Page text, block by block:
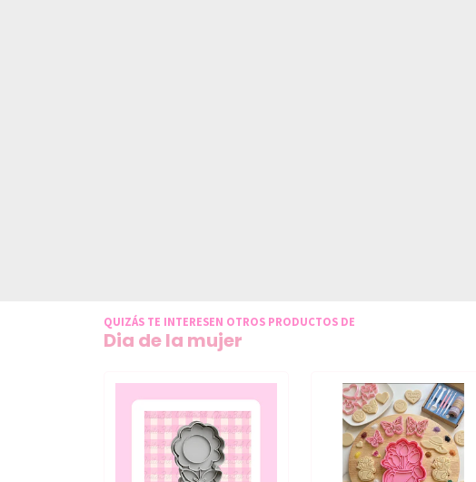
QUIZÁS TE INTERESEN OTROS PRODUCTOS DE
Dia de la mujer